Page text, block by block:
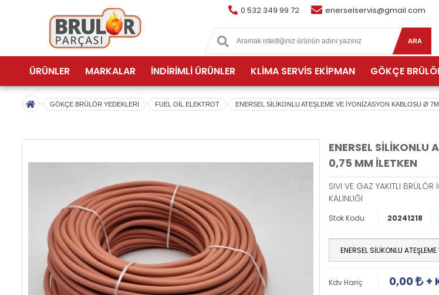
0 532 349 99 72 enerselservis@gmail.com
ARA
ÜRÜNLER MARKALAR İNDİRİMLİ ÜRÜNLER KLİMA SERVİS EKİPMAN GÖKÇE
GÖKÇE BRÜLÖR YEDEKLERİ FUEL OİL ELEKTROT ENERSEL SİLİKONLU ATEŞLEME VE İYONİZASYON KABLOSU Ø
ENERSEL
0,75 MM İLETKEN
SIVI VE GAZ YAKITLI
KALINLIĞI
Stok Kodu 20241218
Kdv Hariç 0,00 +